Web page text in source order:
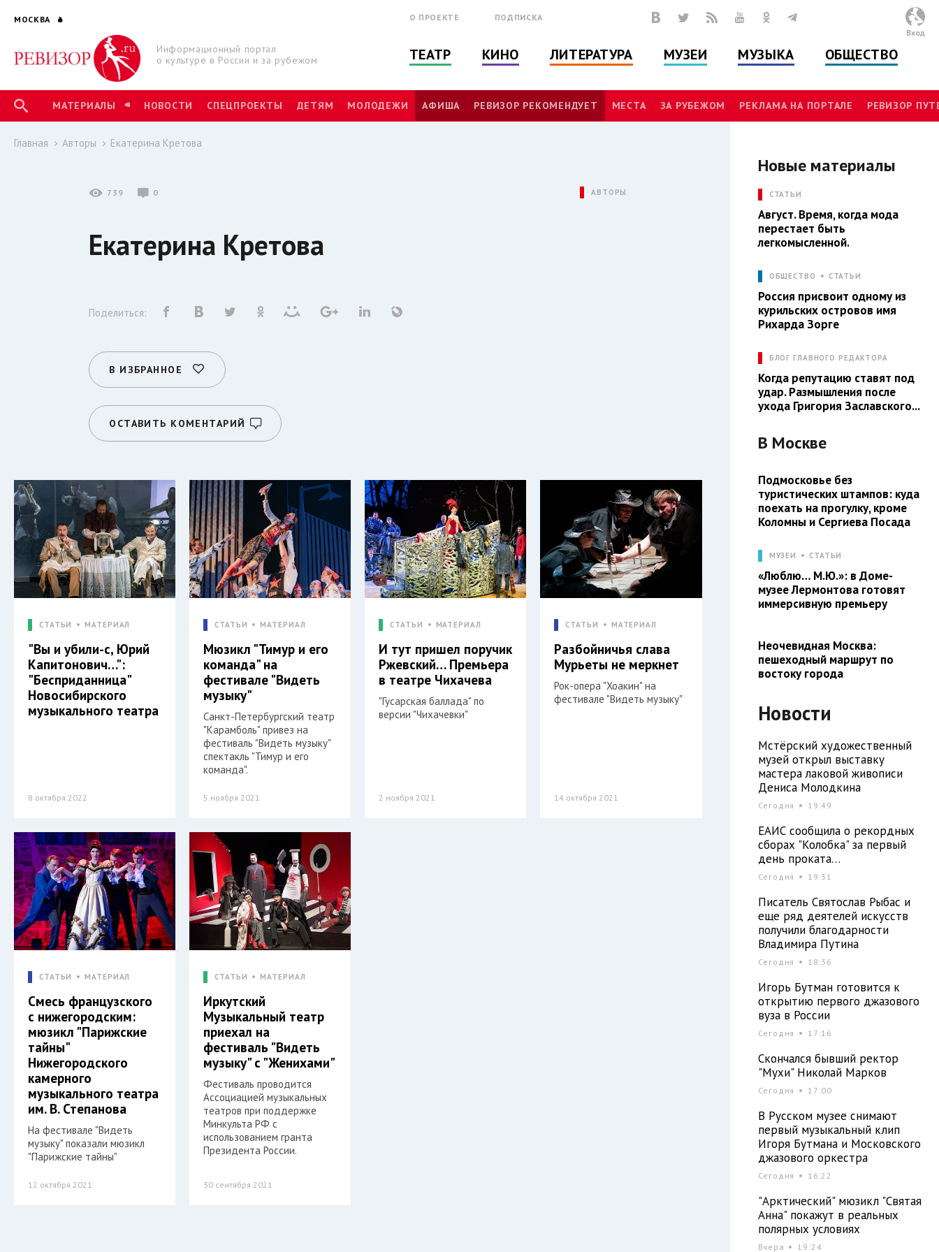
МОСКВА
Информационный портал
о культуре в России и за рубежом
О ПРОЕКТЕ ПОДПИСКА
ТЕАТР КИНО ЛИТЕРАТУРА МУЗЕИ МУЗЫКА ОБЩЕСТВО
Вход
МАТЕРИАЛЫ НОВОСТИ СПЕЦПРОЕКТЫ ДЕТЯМ МОЛОДЕЖИ АФИША РЕВИЗОР РЕКОМЕНДУЕТ МЕСТА ЗА РУБЕЖОМ РЕКЛАМА НА ПОРТАЛЕ РЕВИЗОР
Главная Авторы Екатерина Кретова
739 0 АВТОРЫ
Екатерина Кретова
Поделиться:
В ИЗБРАННОЕ
ОСТАВИТЬ КОМЕНТАРИЙ
СТАТЬИ МАТЕРИАЛ
"Вы и убили-с, Юрий
Капитонович…":
"Бесприданница"
Новосибирского
музыкального театра
8 октября 2022
СТАТЬИ МАТЕРИАЛ
Мюзикл "Тимур и его
команда" на
фестивале "Видеть
музыку"
Санкт-Петербургский театр
"Карамболь" привез на
фестиваль "Видеть музыку"
спектакль "Тимур и его
команда".
5 ноября 2021
СТАТЬИ МАТЕРИАЛ
И тут пришел поручик
Ржевский… Премьера
в театре Чихачева
"Гусарская баллада" по
версии "Чихачевки"
2 ноября 2021
СТАТЬИ МАТЕРИАЛ
Разбойничья слава
Мурьеты не меркнет
Рок-опера "Хоакин" на
фестивале "Видеть музыку"
14 октября 2021
СТАТЬИ МАТЕРИАЛ
Смесь французского
с нижегородским:
мюзикл "Парижские
тайны"
Нижегородского
камерного
музыкального театра
им. В. Степанова
На фестивале "Видеть
музыку" показали мюзикл
"Парижские тайны"
12 октября 2021
СТАТЬИ МАТЕРИАЛ
Иркутский
Музыкальный театр
приехал на
фестиваль "Видеть
музыку" с "Женихами"
Фестиваль проводится
Ассоциацией музыкальных
театров при поддержке
Минкульта РФ с
использованием гранта
Президента России.
30 сентября 2021
Новые материалы
СТАТЬИ
Август. Время, когда мода
перестает быть
легкомысленной.
ОБЩЕСТВО СТАТЬИ
Россия присвоит одному из
курильских островов имя
Рихарда Зорге
БЛОГ ГЛАВНОГО РЕДАКТОРА
Когда репутацию ставят под
удар. Размышления после
ухода Григория Заславского...
В Москве
Подмосковье без
туристических штампов: куда
поехать на прогулку, кроме
Коломны и Сергиева Посада
МУЗЕИ СТАТЬИ
«Люблю… М.Ю.»: в Доме-
музее Лермонтова готовят
иммерсивную премьеру
Неочевидная Москва:
пешеходный маршрут по
востоку города
Новости
Мстёрский художественный
музей открыл выставку
мастера лаковой живописи
Дениса Молодкина
Сегодня 19:49
ЕАИС сообщила о рекордных
сборах "Колобка" за первый
день проката…
Сегодня 19:31
Писатель Святослав Рыбас и
еще ряд деятелей искусств
получили благодарности
Владимира Путина
Сегодня 18:36
Игорь Бутман готовится к
открытию первого джазового
вуза в России
Сегодня 17:16
Скончался бывший ректор
"Мухи" Николай Марков
Сегодня 17:00
В Русском музее снимают
первый музыкальный клип
Игоря Бутмана и Московского
джазового оркестра
Сегодня 16:22
"Арктический" мюзикл "Святая
Анна" покажут в реальных
полярных условиях
Вчера 19:24